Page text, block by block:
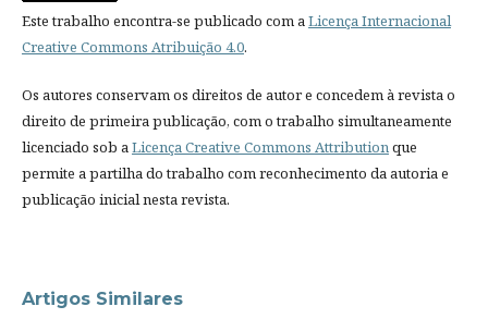
Este trabalho encontra-se publicado com aLicença Internacional
Creative Commons Atribuição 4.0.
Os autores conservam os direitos de autor e concedem à revista o
direito de primeira publicação, com o trabalho simultaneamente
licenciado sob aLicença Creative Commons Attributionque
permite a partilha do trabalho com reconhecimento da autoria e
publicação inicial nesta revista.
Artigos Similares